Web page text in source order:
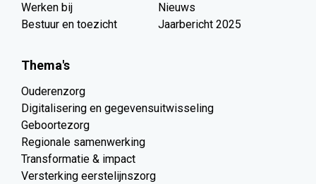
Werken bij
Bestuur en toezicht
Nieuws
Jaarbericht 2025
Thema's
Ouderenzorg
Digitalisering en gegevensuitwisseling
Geboortezorg
Regionale samenwerking
Transformatie & impact
Versterking eerstelijnszorg